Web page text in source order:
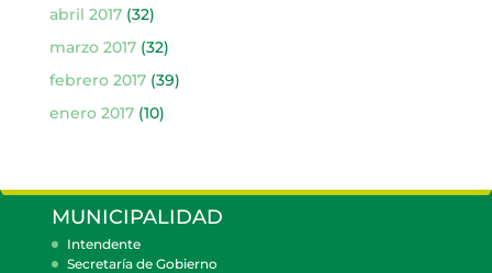
abril 2017(32)
marzo 2017(32)
febrero 2017(39)
enero 2017(10)
MUNICIPALIDAD
Intendente
Secretaría de Gobierno